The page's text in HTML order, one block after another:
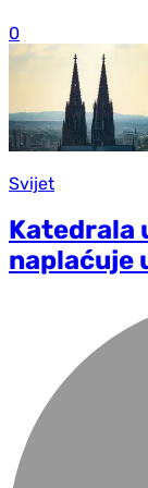
0
Svijet
Katedrala
naplaćuje